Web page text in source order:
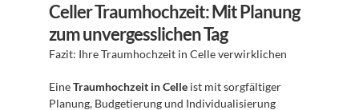
Celler Traumhochzeit: Mit Planung
zum unvergesslichen Tag
Fazit: Ihre Traumhochzeit in Celle verwirklichen
Eine Traumhochzeit in Celle ist mit sorgfältiger
Planung, Budgetierung und Individualisierung